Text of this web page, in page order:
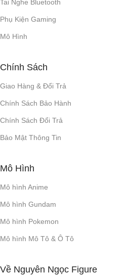
THỜI LƯỢNG PIN
CÁP SẠC Type-C
TWS (TRUE WIRELESS
Có
KHÁNG NƯỚC
Tai Nghe Bluetooth
Phụ Kiện Gaming
Mô Hình
Chính Sách
Giao Hàng & Đổi Trả
Chính Sách Bảo Hành
Chính Sách Đổi Trả
Bảo Mật Thông Tin
Mô Hình
Mô hình Anime
Mô hình Gundam
Mô hình Pokemon
Mô hình Mô Tô & Ô Tô
Về Nguyên Ngọc Figure